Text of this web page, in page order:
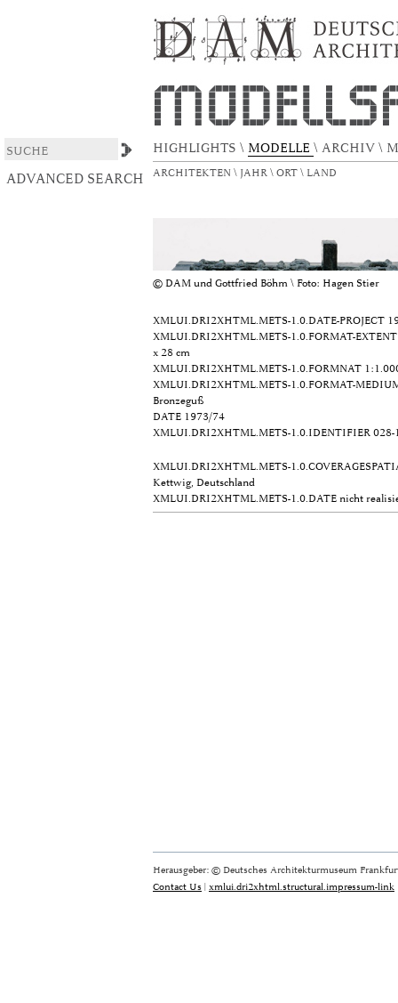
Parlamentsgebäude Deutscher Bundestag
HIGHLIGHTS \ MODELLE \ ARCHIV \
ARCHITEKTEN \ JAHR \ ORT \ LAND
ADVANCED SEARCH
© DAM und Gottfried Böhm \ Foto: Hagen Stier
XMLUI.DRI2XHTML.METS-1.0.DATE-PROJECT
XMLUI.DRI2XHTML.METS-1.0.FORMAT-EXTENT
x 28 cm
XMLUI.DRI2XHTML.METS-1.0.FORMNAT
XMLUI.DRI2XHTML.METS-1.0.FORMAT-
Bronzeguß
DATE 1973/74
XMLUI.DRI2XHTML.METS-1.0.IDENTIFIER 028-
XMLUI.DRI2XHTML.METS-
Kettwig, Deutschland
XMLUI.DRI2XHTML.METS-1.0.DATE nicht
Herausgeber: © Deutsches Architekturmuseum
Contact Us | xmlui.dri2xhtml.structural.impressum-link